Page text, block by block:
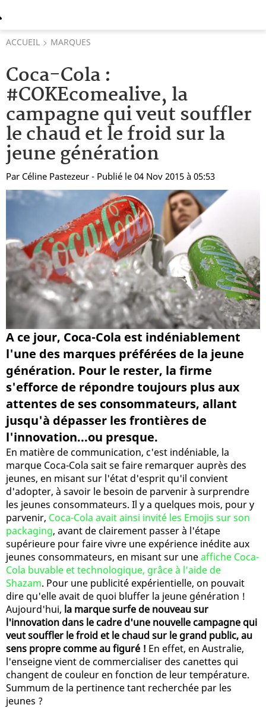
ACCUEIL MARQUES
Coca-Cola :
#COKEcomealive, la
campagne qui veut souffler
le chaud et le froid sur la
jeune génération
Par Céline Pastezeur - Publié le 04 Nov 2015 à 05:53
A ce jour, Coca-Cola est indéniablement
l'une des marques préférées de la jeune
génération. Pour le rester, la firme
s'efforce de répondre toujours plus aux
attentes de ses consommateurs, allant
jusqu'à dépasser les frontières de
l'innovation...ou presque.
En matière de communication, c'est indéniable, la
marque Coca-Cola sait se faire remarquer auprès des
jeunes, en misant sur l'état d'esprit qu'il convient
d'adopter, à savoir le besoin de parvenir à surprendre
les jeunes consommateurs. Il y a quelques mois, pour y
parvenir, Coca-Cola avait ainsi invité les Emojis sur son
packaging, avant de clairement passer à l'étape
supérieure pour faire vivre une expérience inédite aux
jeunes consommateurs, en misant sur uneaffiche Coca-
Cola buvable et technologique, grâce à l'aide de
Shazam. Pour une publicité expérientielle, on pouvait
dire qu'elle avait de quoi bluffer la jeune génération !
Aujourd'hui, la marque surfe de nouveau sur
l'innovation dans le cadre d'une nouvelle campagne qui
veut souffler le froid et le chaud sur le grand public, au
sens propre comme au figuré ! En effet, en Australie,
l'enseigne vient de commercialiser des canettes qui
changent de couleur en fonction de leur température.
Summum de la pertinence tant recherchée par les
jeunes ?